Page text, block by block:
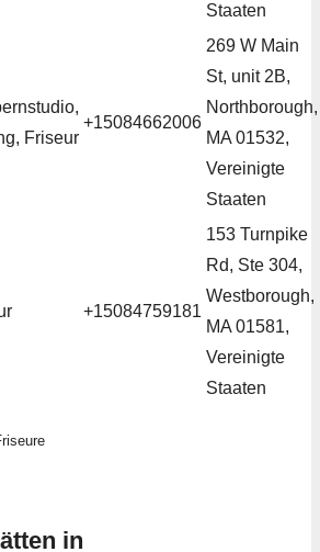
Staaten
Friseur
+15084662006
269 W Main
St, unit 2B,
Northborough,
MA 01532,
Vereinigte
Staaten
+15084759181
153 Turnpike
Rd, Ste 304,
Westborough,
MA 01581,
Vereinigte
Staaten
in